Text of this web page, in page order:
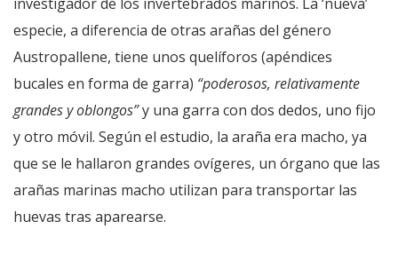
especie, a diferencia de otras arañas del género
Austropallene, tiene unos quelíforos (apéndices
bucales en forma de garra) “poderosos, relativamente
grandes y oblongos”y una garra con dos dedos, uno fijo
y otro móvil. Según el estudio, la araña era macho, ya
que se le hallaron grandes ovígeres, un órgano que las
arañas marinas macho utilizan para transportar las
huevas tras aparearse.